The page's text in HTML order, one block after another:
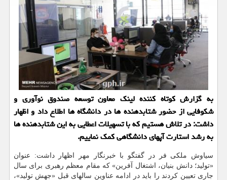
به گزارش کوتاه کننده لینک معاون توسعه صندوق نوآوری و
شکوفایی از حضور شتابدهنده ها در دانشگاه ها اطلاع داد و اظهار
داشت: در تلاش هستیم که با تسهیلات اعطایی به این شتابدهنده ها
به رشد استارت آپهای دانشگاهی کمک نماییم.
سیاوش ملکی فر در گفتگو با خبرنگار مهر اظهار داشت: عنوان
«تولید؛ دانش بنیان، اشتغال آفرین» که مقام معظم رهبری برای سال
جاری تعیین کردند را باید در ادامه عناوین سالهای قبل «جهش تولید»،